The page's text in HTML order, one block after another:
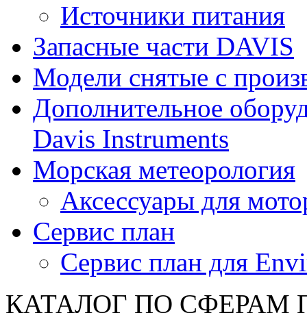
Источники питания
Запасные части DAVIS
Модели снятые с
Дополнительное
Davis Instruments
Морская метеорология
Аксессуары для
Сервис план
Сервис план для
КАТАЛОГ ПО СФЕРАМ